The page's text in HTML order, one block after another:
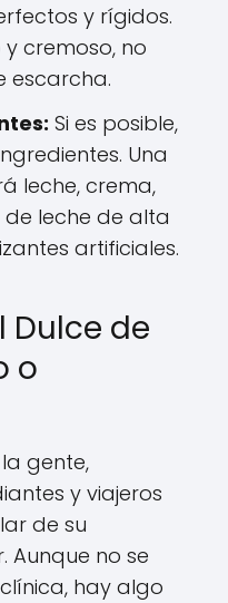
y rígidos.
cremoso, no
escarcha.
Si es posible,
Una
leche, crema,
leche de alta
artificiales.
Dulce de
o
gente,
y viajeros
de su
Aunque no se
hay algo